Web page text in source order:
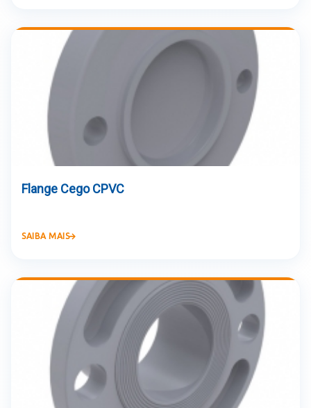
Flange Cego CPVC
SAIBA MAIS